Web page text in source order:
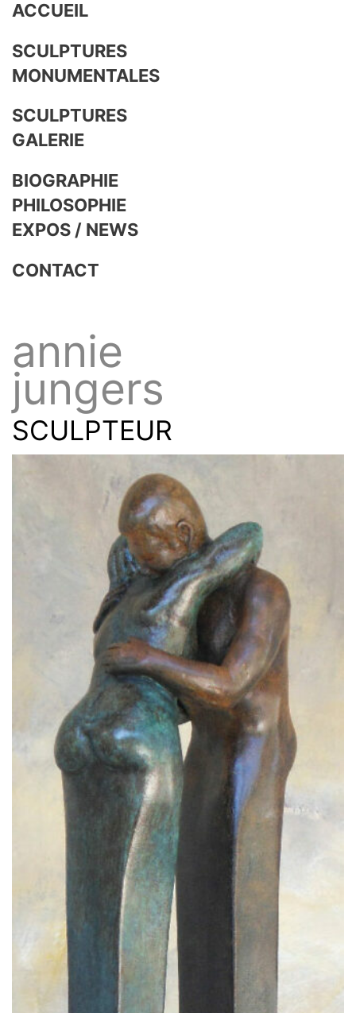
ACCUEIL
SCULPTURES
MONUMENTALES
SCULPTURES
GALERIE
BIOGRAPHIE
PHILOSOPHIE
EXPOS / NEWS
CONTACT
annie
jungers
SCULPTEUR